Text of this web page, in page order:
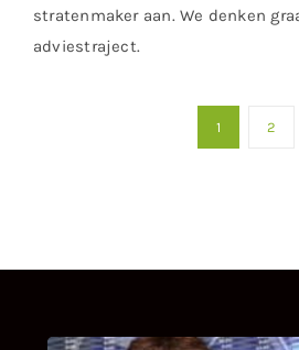
stratenmaker aan. We denken
adviestraject.
1 2